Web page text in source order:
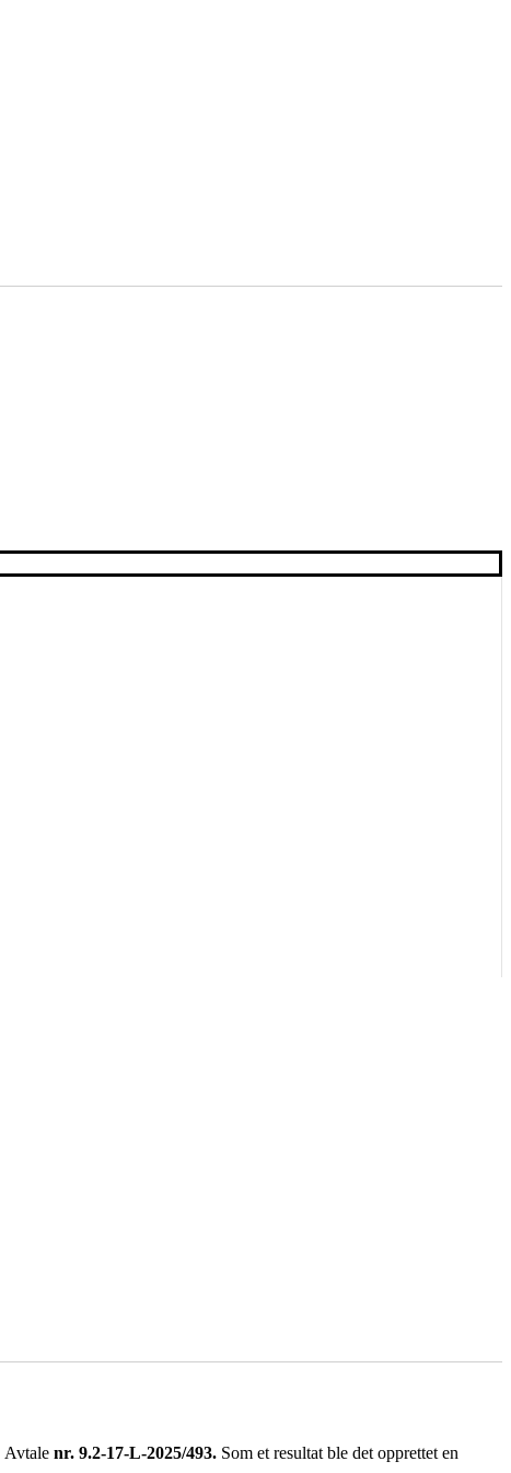
Avtale nr. 9.2-17-L-2025/493. Som et resultat ble det opprettet en